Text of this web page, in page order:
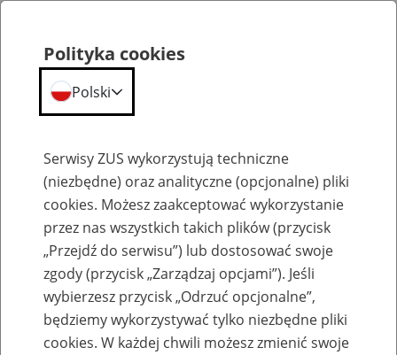
Praca w ZUS
Wszystkie oferty pracy
Jednostka ZUS:
Polityka cookies
Polski
Serwisy ZUS wykorzystują techniczne
(niezbędne) oraz analityczne (opcjonalne) pliki
cookies. Możesz zaakceptować wykorzystanie
przez nas wszystkich takich plików (przycisk
„Przejdź do serwisu”) lub dostosować swoje
zgody (przycisk „Zarządzaj opcjami”). Jeśli
wybierzesz przycisk „Odrzuć opcjonalne”,
będziemy wykorzystywać tylko niezbędne pliki
cookies. W każdej chwili możesz zmienić swoje